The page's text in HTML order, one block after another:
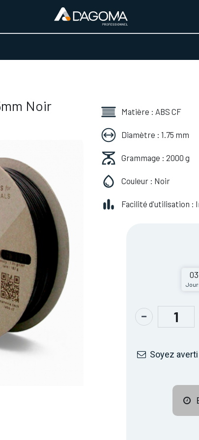
Noir Matière : ABS CF
Diamètre : 1.75 mm
Grammage : 2000 g
Couleur : Noir
Facilité d'utilisation :
03
Soyez